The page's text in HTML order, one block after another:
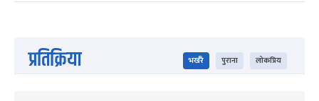
प्रतिक्रिया भर्खरै पुराना लोकप्रिय